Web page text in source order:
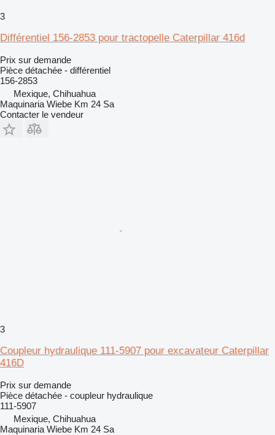
3
Différentiel 156-2853 pour tractopelle Caterpillar 416d
Prix sur demande
Pièce détachée - différentiel
156-2853
Mexique, Chihuahua
Maquinaria Wiebe Km 24 Sa
Contacter le vendeur
3
Coupleur hydraulique 111-5907 pour excavateur Caterpillar
416D
Prix sur demande
Pièce détachée - coupleur hydraulique
111-5907
Mexique, Chihuahua
Maquinaria Wiebe Km 24 Sa